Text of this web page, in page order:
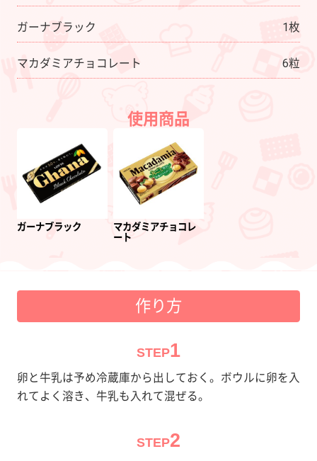
ガーナブラック 1枚
マカダミアチョコレート 6粒
使用商品
ガーナブラック
マカダミアチョコレ
ート
作り方
STEP1
卵と牛乳は予め冷蔵庫から出しておく。ボウルに卵を入
れてよく溶き、牛乳も入れて混ぜる。
STEP2